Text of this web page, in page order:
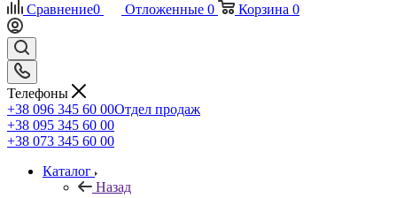
Сравнение0 Отложенные 0 Корзина 0
Телефоны
+38 096 345 60 00Отдел продаж
+38 095 345 60 00
+38 073 345 60 00
Каталог
Назад